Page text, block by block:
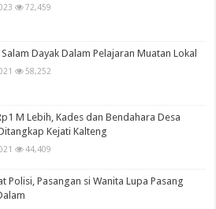
72,459
Dayak Dalam Pelajaran Muatan Lokal
58,252
M Lebih, Kades dan Bendahara Desa
Kejati Kalteng
44,409
Polisi, Pasangan si Wanita Lupa Pasang